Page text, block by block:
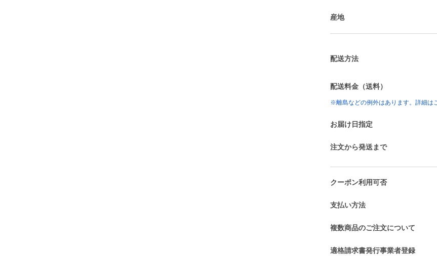
産地
配送方法
配送料金（送料）
※離島などの例外はあります。詳細は
お届け日指定
注文から発送まで
クーポン利用可否
支払い方法
複数商品のご注文について
適格請求書発行事業者登録